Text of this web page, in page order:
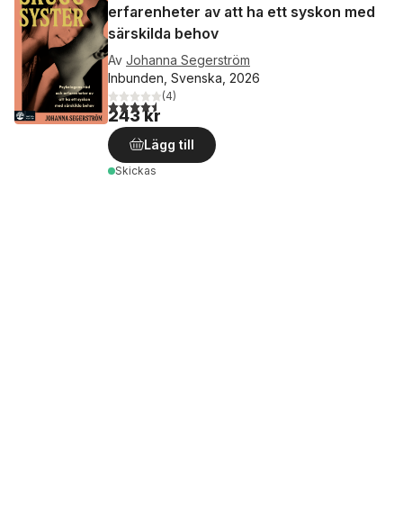
erfarenheter av att ha ett syskon med
särskilda behov
Av Johanna Segerström
Inbunden, Svenska, 2026
4,5utav 5 stjärnor. Totalt antal röster:
(4)
243 kr
Lägg till
Skickas